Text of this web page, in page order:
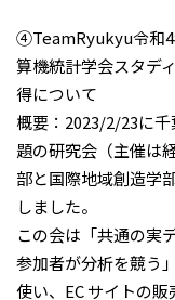
④TeamRyukyu令和4
算機統計学会スタデ
得について
概要：2023/2/23に
題の研究会（主催は
部と国際地域創造学
しました。
この会は「共通の実
参加者が分析を競う
使い、EC サイトの